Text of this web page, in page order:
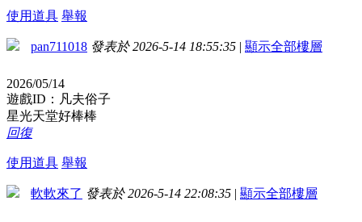
使用道具 舉報
pan711018 發表於 2026-5-14 18:55:35 | 顯示全部樓層
2026/05/14
遊戲ID：凡夫俗子
星光天堂好棒棒
回復
使用道具 舉報
軟軟來了 發表於 2026-5-14 22:08:35 | 顯示全部樓層